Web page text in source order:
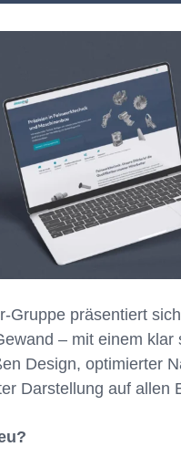
Gruppe präsentiert
– mit einem klar
Design, optimierter
Darstellung auf allen